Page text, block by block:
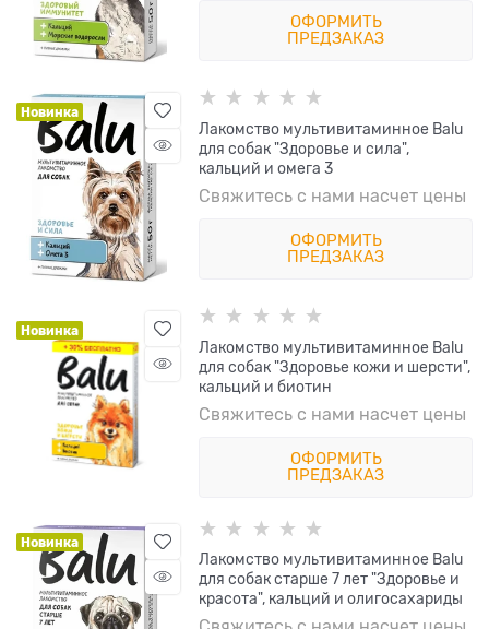
ОФОРМИТЬ
ПРЕДЗАКАЗ
Новинка
Лакомство мультивитаминное Balu
для собак "Здоровье и сила",
кальций и омега 3
Свяжитесь с нами насчет цены
ОФОРМИТЬ
ПРЕДЗАКАЗ
Новинка
Лакомство мультивитаминное Balu
для собак "Здоровье кожи и шерсти",
кальций и биотин
Свяжитесь с нами насчет цены
ОФОРМИТЬ
ПРЕДЗАКАЗ
Новинка
Лакомство мультивитаминное Balu
для собак старше 7 лет "Здоровье и
красота", кальций и олигосахариды